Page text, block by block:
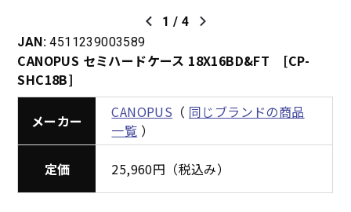
1 / 4
JAN: 4511239003589
CANOPUS セミハードケース 18X16BD&FT [CP-
SHC18B]
メーカー CANOPUS （ 同じブランドの商品
一覧 ）
定価 25,960円（税込み）